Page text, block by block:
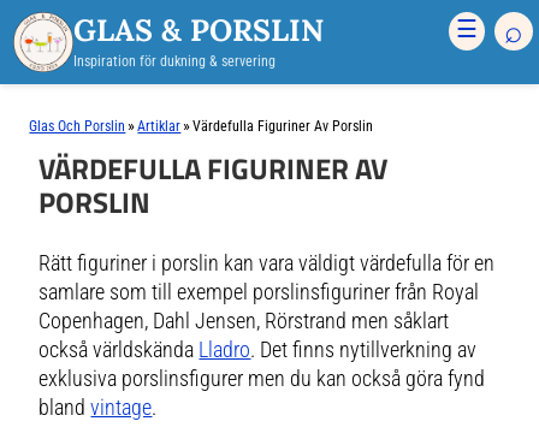
GLAS & PORSLIN
Inspiration för dukning & servering
☰ ⌕
Glas Och Porslin »Artiklar »Värdefulla Figuriner Av Porslin
VÄRDEFULLA FIGURINER AV
PORSLIN
Rätt figuriner i porslin kan vara väldigt värdefulla för en
samlare som till exempel porslinsfiguriner från Royal
Copenhagen, Dahl Jensen, Rörstrand men såklart
också världskända Lladro. Det finns nytillverkning av
exklusiva porslinsfigurer men du kan också göra fynd
blandvintage.